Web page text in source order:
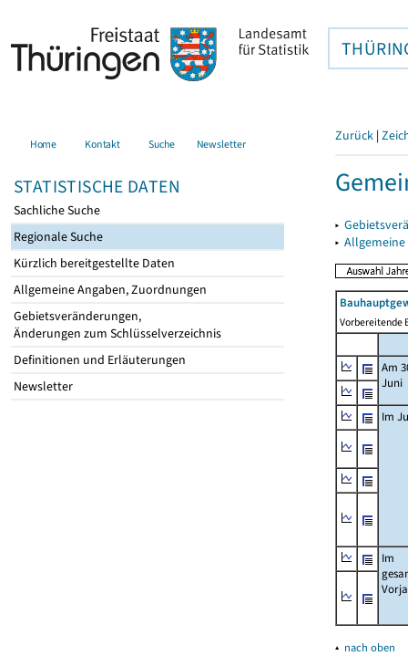
Home Kontakt Suche Newsletter
STATISTISCHE DATEN
Sachliche Suche
Regionale Suche
Kürzlich bereitgestellte Daten
Allgemeine Angaben, Zuordnungen
Gebietsveränderungen,
Änderungen zum Schlüsselverzeichnis
Definitionen und Erläuterungen
Newsletter
Zurück |
▸
▸
Vorbereitende
Am
Juni
Im
Im
▴ nach oben